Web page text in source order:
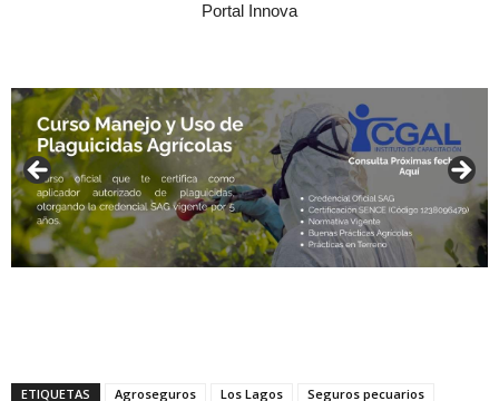
Portal Innova
ETIQUETAS Agroseguros Los Lagos Seguros pecuarios